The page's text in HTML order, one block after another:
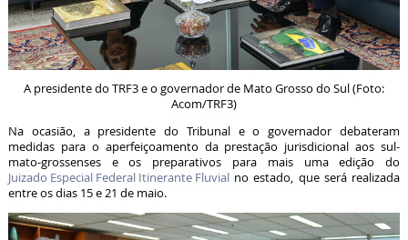
A presidente do TRF3 e o governador de Mato Grosso do Sul (Foto:
Acom/TRF3)
Na ocasião, a presidente do Tribunal e o governador debateram
medidas para o aperfeiçoamento da prestação jurisdicional aos sul-
mato-grossenses e os preparativos para mais uma edição do
Juizado Especial Federal Itinerante Fluvialno estado, que será realizada
entre os dias 15 e 21 de maio.